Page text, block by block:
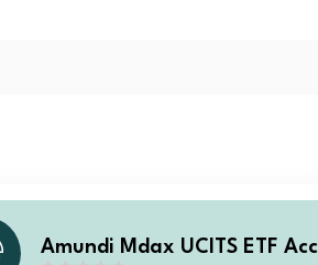
Amundi Mdax UCITS ETF Acc